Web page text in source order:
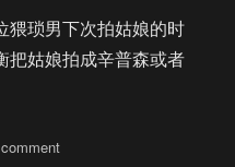
猥琐男下次拍姑娘的时
把姑娘拍成辛普森或者
on